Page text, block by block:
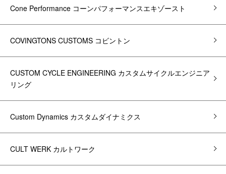
Cone Performance コーンパフォーマンスエキゾースト
COVINGTONS CUSTOMS コビントン
CUSTOM CYCLE ENGINEERING カスタムサイクルエンジニア
リング
Custom Dynamics カスタムダイナミクス
CULT WERK カルトワーク